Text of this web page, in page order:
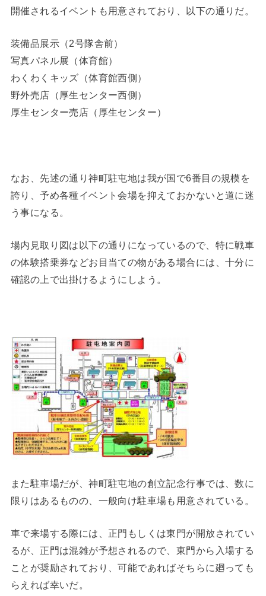
開催されるイベントも用意されており、以下の通りだ。
装備品展示（2号隊舎前）
写真パネル展（体育館）
わくわくキッズ（体育館西側）
野外売店（厚生センター西側）
厚生センター売店（厚生センター）
なお、先述の通り神町駐屯地は我が国で6番目の規模を
誇り、予め各種イベント会場を抑えておかないと道に迷
う事になる。
場内見取り図は以下の通りになっているので、特に戦車
の体験搭乗券などお目当ての物がある場合には、十分に
確認の上で出掛けるようにしよう。
また駐車場だが、神町駐屯地の創立記念行事では、数に
限りはあるものの、一般向け駐車場も用意されている。
車で来場する際には、正門もしくは東門が開放されてい
るが、正門は混雑が予想されるので、東門から入場する
ことが奨励されており、可能であればそちらに廻っても
らえれば幸いだ。